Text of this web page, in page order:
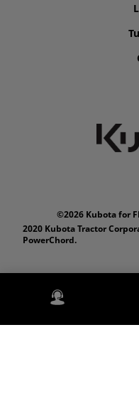
©2026 Kubota for
2020 Kubota Tractor
PowerChord.